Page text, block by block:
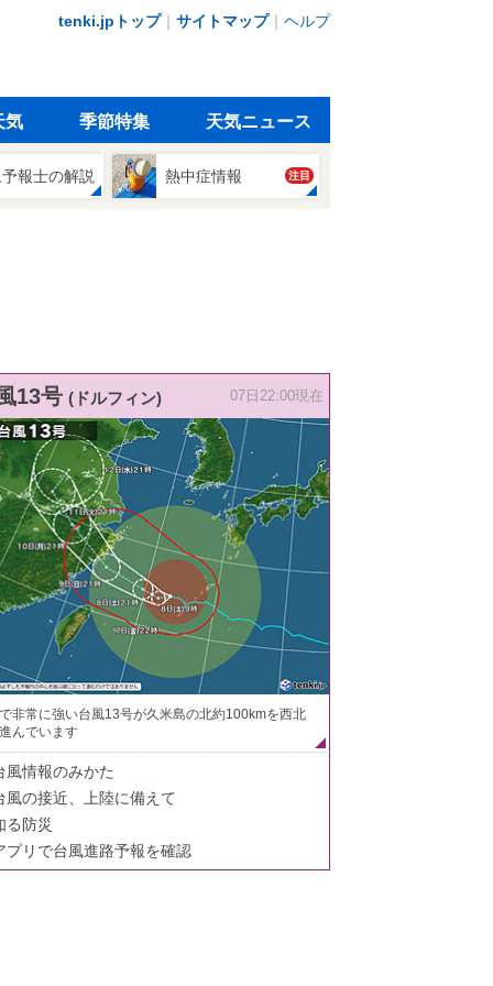
tenki.jpトップ｜ サイトマップ｜ ヘルプ
気 季節特集 天気ニュース
報士の解説 熱中症情報 注目
13号 (ドルフィン) 07日22:00現在
非常に強い台風13号が久米島の北約100kmを西北
んでいます
風情報のみかた
風の接近、上陸に備えて
る防災
プリで台風進路予報を確認